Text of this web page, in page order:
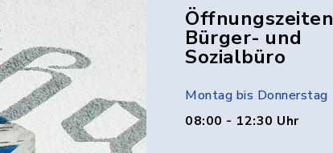
Öffnungszeiten
Bürger- und
Sozialbüro
Montag bis Donnerstag
08:00 - 12:30 Uhr